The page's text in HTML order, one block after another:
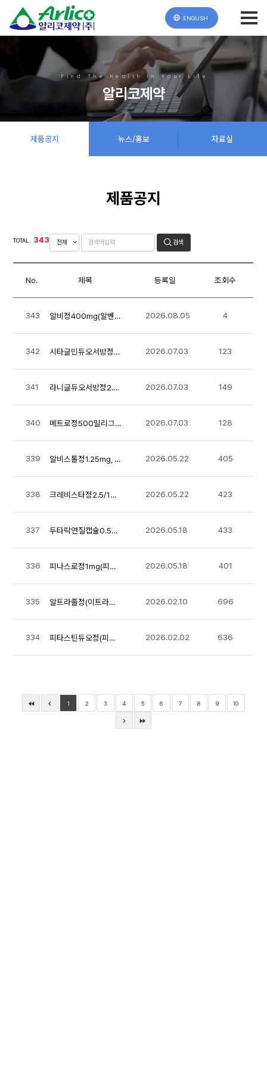
ENGLISH
Find The Health In Your Life
알리코제약
제품공지 뉴스/홍보 자료실
제품공지
TOTAL. 343 검색
No. 제목 등록일 조회수
343 알비정400mg(알벤다졸) 품목허가사항 변경지시 2026.08.05 4
342 시타글민듀오서방정50/500mg, 50/1000mg, 100/1000mg 품목허가사항 변경지시 2026.07.03 123
341 라니글듀오서방정2.5/1000밀리그램, 라니글듀오서방정5/1000밀리그램(리나글립틴,메트포르민염산염) 품목허가사항 변경지시 2026.07.03 149
340 메트로정500밀리그램(메트포르민염산염) 품목 허가사항 변경지시 2026.07.03 128
339 알비스톨정1.25mg, 2.5mg, 5mg 품목허가사항 변경지시 2026.05.22 405
338 크레비스타정2.5/10mg, 2.5/5mg, 5/10mg 품목허가사항 변경지시 2026.05.22 423
337 두타락연질캡슐0.5밀리그램(두타스테리드) 품목허가사항 변경지시 2026.05.18 433
336 피나스로정1mg(피나스테리드) 품목허가사항 변경지시 2026.05.18 401
335 알트라졸정(이트라코나졸고체분산체) 품목허가사항 변경지시 2026.02.10 696
334 피타스틴듀오정(피타바스타틴칼슘, 페노피브레이트) 품목허가사항 변경지시 2026.02.02 636
1 2 3 4 5 6 7 8 9 10